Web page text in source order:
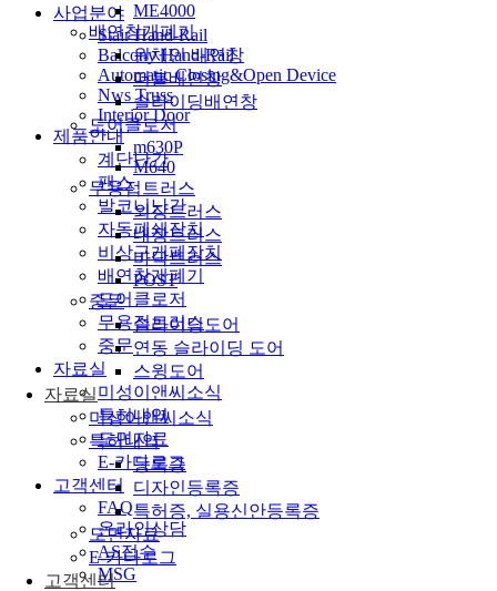
ME4000
배연창개폐기
원체인 배연창
더블배연창
슬라이딩배연창
도어클로저
m630P
M640
무용접트러스
외장트러스
내장트러스
바닥트러스
POST
중문
슬라이딩도어
연동 슬라이딩 도어
스윙도어
자료실
미성이앤씨소식
특허내역
등록증
디자인등록증
특허증, 실용신안등록증
도면자료
E-카다로그
고객센터
사업분야
Stair Hand-Rail
Balcony Hand-Rail
Automatic Closing&Open Device
Nws Truss
Interior Door
제품안내
계단난간
팬스
발코니난간
자동폐쇄장치
비상구개폐장치
배연창개폐기
도어클로저
무용접트러스
중문
자료실
미성이앤씨소식
특허내역
도면자료
E-카다로그
고객센터
FAQ
온라인상담
AS접수
MSG